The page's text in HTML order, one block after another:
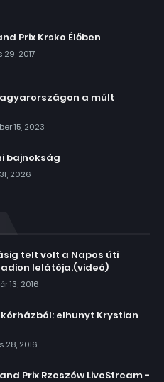
Prix Krsko Élőben
2017
a múlt
15, 2023
bajnokság
2026
telt volt a Napos úti
lelátója.(videó)
13, 2016
elhunyt Krystian
28, 2016
Prix Rzeszów LiveStream -